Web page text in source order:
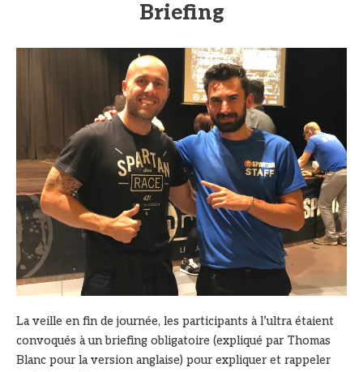
Briefing
La veille en fin de journée, les participants à l’ultra étaient
convoqués à un briefing obligatoire (expliqué par Thomas
Blanc pour la version anglaise) pour expliquer et rappeler